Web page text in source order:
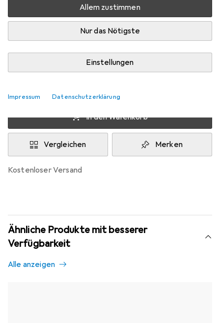
Allem zustimmen
Nur das Nötigste
Einstellungen
Impressum Datenschutzerklärung
Zwischen Mo, 17.8. und Fr, 21.8. geliefert
Benachrichtigen, wenn schneller verfügbar
In den Warenkorb
Vergleichen Merken
kostenloser Versand
Ähnliche Produkte mit besserer
Verfügbarkeit
Alle anzeigen